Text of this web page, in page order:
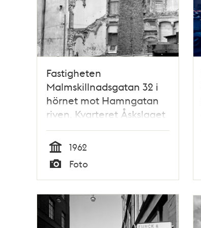
Fastigheten
Malmskillnadsgatan 32 i
hörnet mot Hamngatan
riven. Kvarteret Åskslaget
ingår i nuvarande kv.
Trollhättan. Här ligger nu
Gallerian
Tid
1962
Typ
Foto